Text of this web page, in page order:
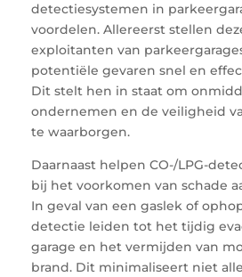
detectiesystemen in
voordelen. Allereerst stellen
exploitanten van
potentiële gevaren snel en
Dit stelt hen in staat om
ondernemen en de veiligheid
te waarborgen.
Daarnaast helpen CO-/LPG-
bij het voorkomen van schade
In geval van een gaslek of
detectie leiden tot het tijdig
garage en het vermijden van
brand. Dit minimaliseert niet